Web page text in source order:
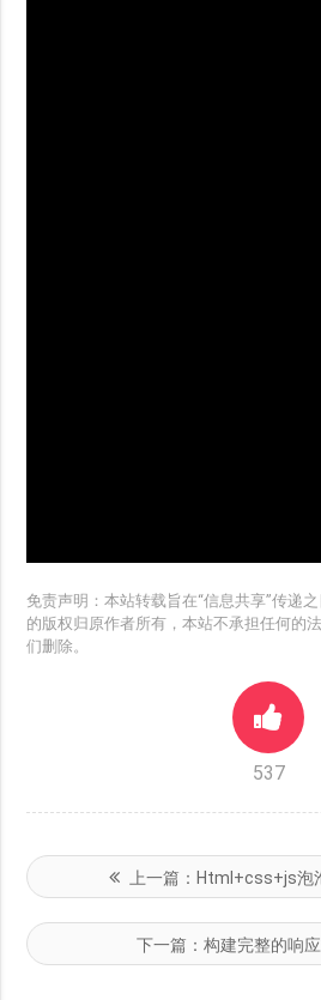
免责声明：本站转载旨在“信息共享”传递
的版权归原作者所有，本站不承担任何的
们删除。
537
上一篇： Html+css+js泡
下一篇：构建完整的响